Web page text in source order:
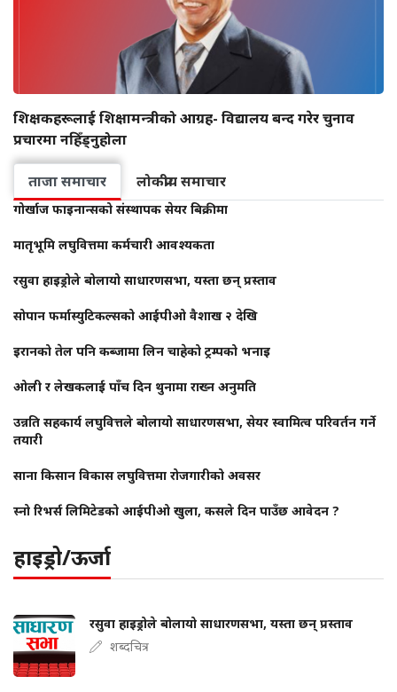
शिक्षकहरूलाई शिक्षामन्त्रीको आग्रह- विद्यालय बन्द गरेर चुनाव
प्रचारमा नहिँड्नुहोला
ताजा समाचार लोकप्रीय समाचार
गोर्खाज फाइनान्सको संस्थापक सेयर बिक्रीमा
मातृभूमि लघुवित्तमा कर्मचारी आवश्यकता
रसुवा हाइड्रोले बोलायो साधारणसभा, यस्ता छन् प्रस्ताव
सोपान फर्मास्युटिकल्सको आईपीओ वैशाख २ देखि
इरानको तेल पनि कब्जामा लिन चाहेको ट्रम्पको भनाइ
ओली र लेखकलाई पाँच दिन थुनामा राख्न अनुमति
उन्नति सहकार्य लघुवित्तले बोलायो साधारणसभा, सेयर स्वामित्व परिवर्तन गर्ने
तयारी
साना किसान विकास लघुवित्तमा रोजगारीको अवसर
स्नो रिभर्स लिमिटेडको आईपीओ खुला, कसले दिन पाउँछ आवेदन ?
हाइड्रो/ऊर्जा
रसुवा हाइड्रोले बोलायो साधारणसभा, यस्ता छन् प्रस्ताव
शब्दचित्र